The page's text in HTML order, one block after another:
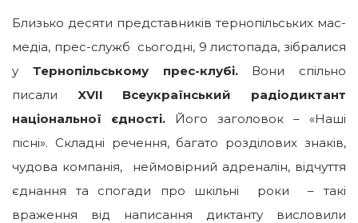
Близько десяти представників тернопільських мас-
медіа, прес-служб сьогодні, 9 листопада, зібралися
у Тернопільському прес-клубі.Вони спільно
писали XVII Всеукраїнський радіодиктант
національної єдності. Його заголовок – «Наші
пісні». Складні речення, багато розділових знаків,
чудова компанія, неймовірний адреналін, відчуття
єднання та спогади про шкільні роки – такі
враження від написання диктанту висловили